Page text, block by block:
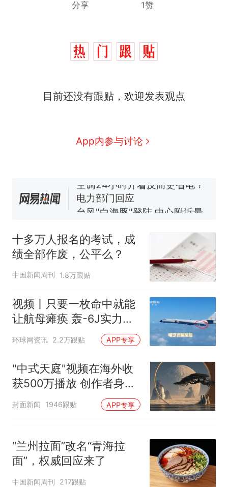
分享 1赞
目前还没有跟贴，欢迎发表观点
App内参与讨论
热
十多万人报名的考试，成绩
家，刚改国名，总统就邀请中
了……
视频丨只要一枚命中就能让航
台风"白海豚"登陆 中心附近最
大风力14级
全部作废，公平么？
十多万人报名的考试，成
绩全部作废，公平么？
中国新闻周刊 1.8万跟贴
视频丨只要一枚命中就能
让航母瘫痪 轰-6J实力有
多强？
环球网资讯 2.2万跟贴 APP专享
"中式天庭"视频在海外收
获500万播放 创作者身份
披露
封面新闻 1946跟贴 APP专享
“兰州拉面”改名“青海拉
面”，权威回应来了
中国新闻周刊 217跟贴